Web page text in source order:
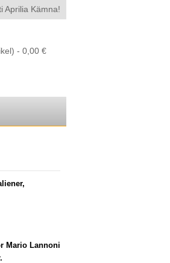
Aprilia Kämna!
- 0,00 €
Mario Lannoni
schneller.